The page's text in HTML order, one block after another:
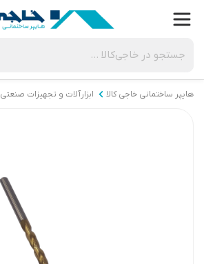
هایپر ساختمانی خاجی‌ کالا ابزارآلات و تجهیزات صنعتی